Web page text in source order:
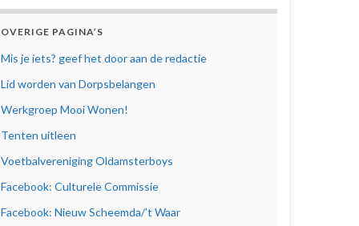
OVERIGE PAGINA’S
Mis je iets? geef het door aan de redactie
Lid worden van Dorpsbelangen
Werkgroep Mooi Wonen!
Tenten uitleen
Voetbalvereniging Oldamsterboys
Facebook: Culturele Commissie
Facebook: Nieuw Scheemda/’t Waar